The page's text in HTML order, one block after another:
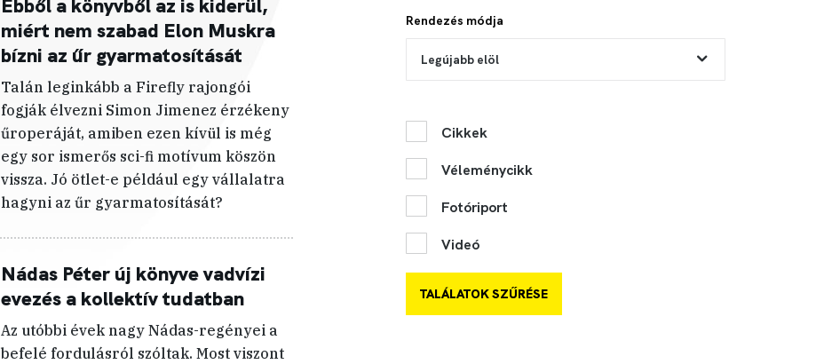
Ebből a könyvből az is kiderül,
miért nem szabad Elon Muskra
bízni az űr gyarmatosítását
Talán leginkább a Firefly rajongói
fogják élvezni Simon Jimenez érzékeny
űroperáját, amiben ezen kívül is még
egy sor ismerős sci-fi motívum köszön
vissza. Jó ötlet-e például egy vállalatra
hagyni az űr gyarmatosítását?
Nádas Péter új könyve vadvízi
evezés a kollektív tudatban
Az utóbbi évek nagy Nádas-regényei a
befelé fordulásról szóltak. Most viszont
Rendezés módja
Legújabb elöl
Cikkek
Véleménycikk
Fotóriport
Videó
TALÁLATOK SZŰRÉSE